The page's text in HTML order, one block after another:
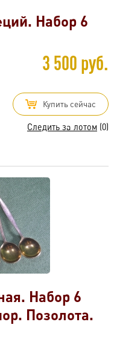
Набор 6
3 500 руб.
Купить сейчас
Следить за лотом (0)
Набор 6
Позолота.